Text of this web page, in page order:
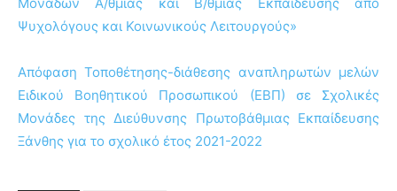
Ψυχολόγους και Κοινωνικούς Λειτουργούς»
Απόφαση Τοποθέτησης-διάθεσης αναπληρωτών μελών
Ειδικού Βοηθητικού Προσωπικού (ΕΒΠ) σε Σχολικές
Μονάδες της Διεύθυνσης Πρωτοβάθμιας Εκπαίδευσης
Ξάνθης για το σχολικό έτος 2021-2022